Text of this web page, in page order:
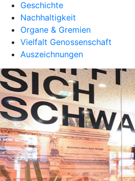
Geschichte
Nachhaltigkeit
Organe & Gremien
Vielfalt Genossenschaft
Auszeichnungen